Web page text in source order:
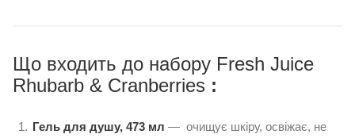
Що входить до набору Fresh Juice
Rhubarb & Cranberries :
Гель для душу, 473 мл — очищує шкіру, освіжає, не